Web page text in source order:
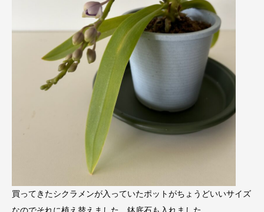
買ってきたシクラメンが入っていたポットがちょうどいいサイズ